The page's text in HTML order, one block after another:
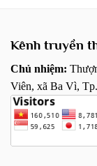
Kênh truyền
Chủ nhiệm:
Viên, xã Ba Vì,